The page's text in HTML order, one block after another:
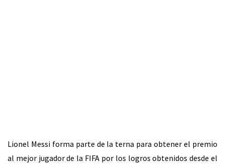
Lionel Messi forma parte de la terna para obtener el premio
al mejor jugador de la FIFA por los logros obtenidos desde el